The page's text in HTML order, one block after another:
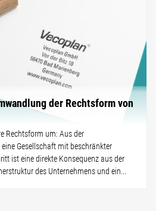
der Rechtsform von
Rechtsform um: Aus der
Gesellschaft mit beschränkter
ist eine direkte Konsequenz aus der
des Unternehmens und ein...